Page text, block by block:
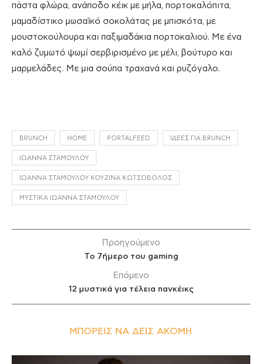
πάστα φλώρα, ανάποδο κέικ με μήλα, πορτοκαλόπιτα,
μαμαδίστικο μωσαϊκό σοκολάτας με μπισκότα, με
μουστοκούλουρα και παξιμαδάκια πορτοκαλιού. Με ένα
καλό ζυμωτό ψωμί σερβιρισμένο με μέλι, βούτυρο και
μαρμελάδες. Με μια σούπα τραχανά και ρυζόγαλο.
BRUNCH HOME PORTALFEED ΙΔΈΕΣ ΓΙΑ BRUNCH
ΙΩΆΝΝΑ ΣΤΑΜΟΎΛΟΥ
ΙΩΆΝΝΑ ΣΤΑΜΟΎΛΟΥ ΚΟΥΖΊΝΑ ΚΩΤΣΌΒΟΛΟΣ
ΜΥΣΤΙΚΆ ΙΩΆΝΝΑ ΣΤΑΜΟΎΛΟΥ
Προηγούμενο
Το 7ήμερο του gaming
Επόμενο
12 μυστικά για τέλεια πανκέικς
ΜΠΟΡΕΊΣ ΝΑ ΔΕΙΣ ΑΚΌΜΗ